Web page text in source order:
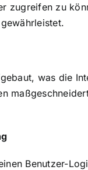
zugreifen zu
was die
Benutzer-